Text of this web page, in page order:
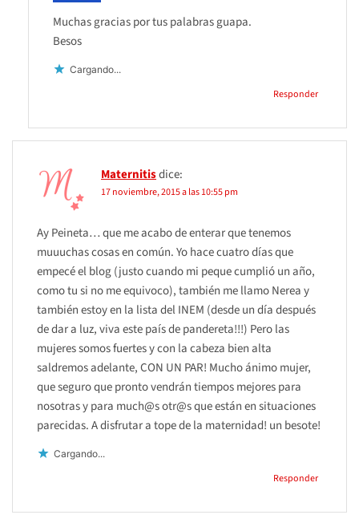
Muchas gracias por tus palabras guapa.
Besos
Cargando...
Responder
Maternitisdice:
17 noviembre, 2015 a las 10:55 pm
Ay Peineta… que me acabo de enterar que tenemos
muuuchas cosas en común. Yo hace cuatro días que
empecé el blog (justo cuando mi peque cumplió un año,
como tu si no me equivoco), también me llamo Nerea y
también estoy en la lista del INEM (desde un día después
de dar a luz, viva este país de pandereta!!!) Pero las
mujeres somos fuertes y con la cabeza bien alta
saldremos adelante, CON UN PAR! Mucho ánimo mujer,
que seguro que pronto vendrán tiempos mejores para
nosotras y para much@s otr@s que están en situaciones
parecidas. A disfrutar a tope de la maternidad! un besote!
Cargando...
Responder